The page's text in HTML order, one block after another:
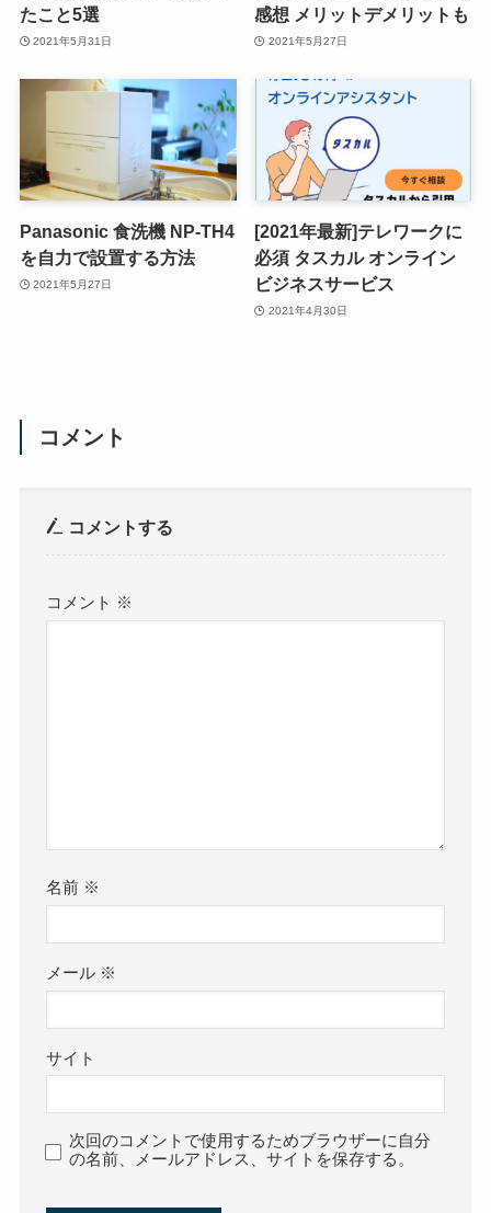
たこと5選
2021年5月31日
感想 メリットデメリットも
2021年5月27日
Panasonic 食洗機 NP-TH4
を自力で設置する方法
2021年5月27日
[2021年最新]テレワークに
必須 タスカル オンライン
ビジネスサービス
2021年4月30日
コメント
コメントする
コメント ※
名前 ※
メール ※
サイト
次回のコメントで使用するためブラウザーに自分
の名前、メールアドレス、サイトを保存する。